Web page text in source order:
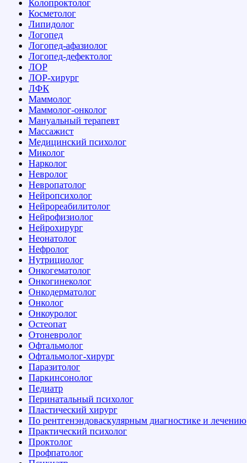
Колопроктолог
Косметолог
Липидолог
Логопед
Логопед-афазиолог
Логопед-дефектолог
ЛОР
ЛОР-хирург
ЛФК
Маммолог
Маммолог-онколог
Мануальный терапевт
Массажист
Медицинский психолог
Миколог
Нарколог
Невролог
Невропатолог
Нейропсихолог
Нейрореабилитолог
Нейрофизиолог
Нейрохирург
Неонатолог
Нефролог
Нутрициолог
Онкогематолог
Онкогинеколог
Онкодерматолог
Онколог
Онкоуролог
Остеопат
Отоневролог
Офтальмолог
Офтальмолог-хирург
Паразитолог
Паркинсонолог
Педиатр
Перинатальный психолог
Пластический хирург
По рентгенэндоваскулярным диагностике и лечению
Практический психолог
Проктолог
Профпатолог